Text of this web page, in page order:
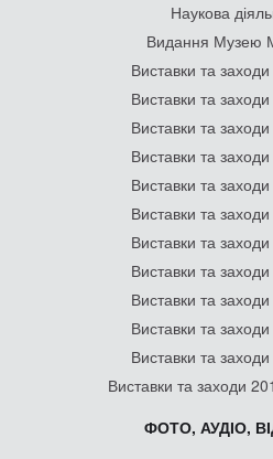
Наукова
Видання Музею
Виставки та
Виставки та
Виставки та
Виставки та
Виставки та
Виставки та
Виставки та
Виставки та
Виставки та
Виставки та
Виставки та
Виставки та заходи
ФОТО, АУДІО,